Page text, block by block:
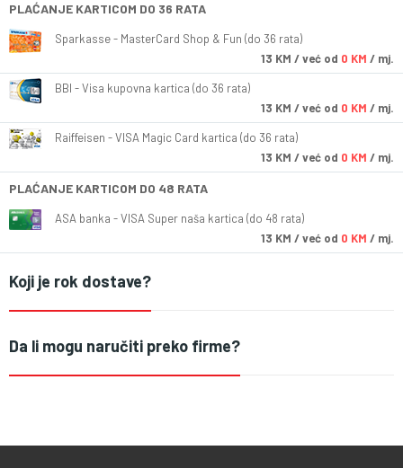
PLAĆANJE KARTICOM DO 36 RATA
Sparkasse - MasterCard Shop & Fun (do 36 rata)
13 KM / već od 0 KM / mj.
BBI - Visa kupovna kartica (do 36 rata)
13 KM / već od 0 KM / mj.
Raiffeisen - VISA Magic Card kartica (do 36 rata)
13 KM / već od 0 KM / mj.
PLAĆANJE KARTICOM DO 48 RATA
ASA banka - VISA Super naša kartica (do 48 rata)
13 KM / već od 0 KM / mj.
Koji je rok dostave?
Da li mogu naručiti preko firme?